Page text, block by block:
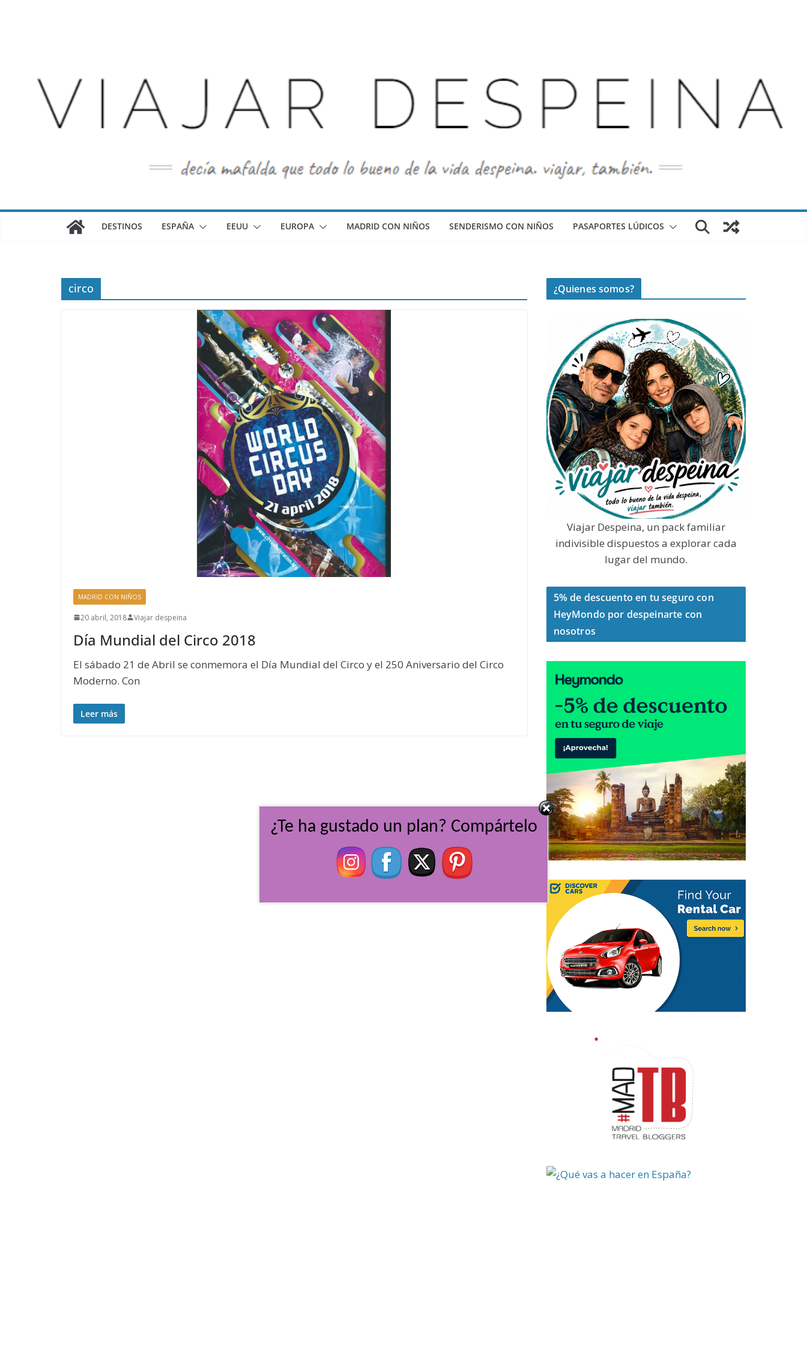
DESTINOS ESPAÑA EEUU EUROPA MADRID CON NIÑOS SENDERISMO CON NIÑOS PASAPORTES LÚDICOS
circo
MADRID CON NIÑOS
20 abril, 2018 Viajar despeina
Día Mundial del Circo 2018
El sábado 21 de Abril se conmemora el Día Mundial del Circo y el 250 Aniversario del Circo
Moderno. Con
Leer más
¿Quienes somos?
Viajar Despeina, un pack familiar
indivisible dispuestos a explorar cada
lugar del mundo.
5% de descuento en tu seguro con
HeyMondo por despeinarte con
nosotros
¿Te ha gustado un plan? Compártelo